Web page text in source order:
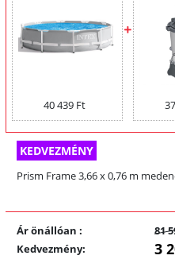
40 439 Ft
KEDVEZMÉNY
Prism Frame 3,66 x 0,76 m
Ár önállóan :
81
Kedvezmény: 3